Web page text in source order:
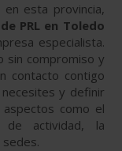
esta provincia,
PRL en Toledo
especialista.
sin compromiso y
contacto contigo
y definir
como el
actividad, la